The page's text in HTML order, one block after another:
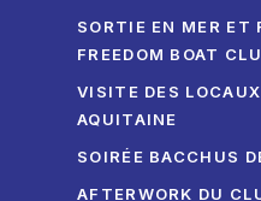
SORTIE EN MER ET
FREEDOM BOAT
VISITE DES
AQUITAINE
SOIRÉE BACCHUS
AFTERWORK DU